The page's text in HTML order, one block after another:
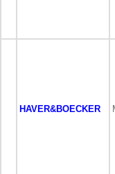
HAVER&BOECKER